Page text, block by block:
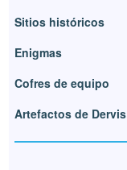
Sitios históricos
Enigmas
Cofres de equipo
Artefactos de Dervis